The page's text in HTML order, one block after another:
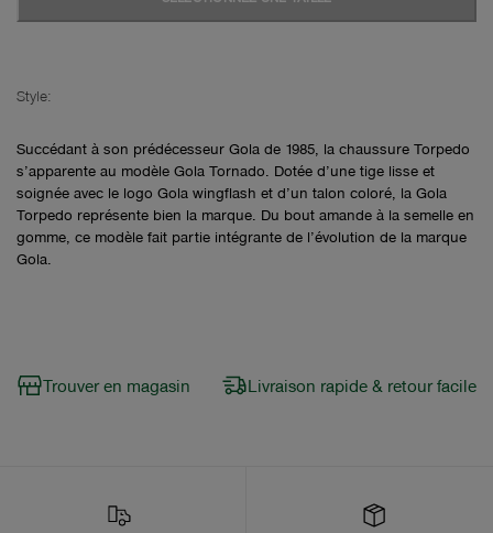
Style:
Succédant à son prédécesseur Gola de 1985, la chaussure Torpedo
s’apparente au modèle Gola Tornado. Dotée d’une tige lisse et
soignée avec le logo Gola wingflash et d’un talon coloré, la Gola
Torpedo représente bien la marque. Du bout amande à la semelle en
gomme, ce modèle fait partie intégrante de l’évolution de la marque
Gola.
Trouver en magasin Livraison rapide & retour facile